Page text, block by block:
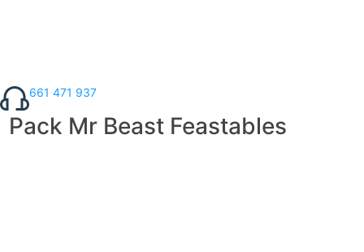
661 471 937
Pack Mr Beast Feastables